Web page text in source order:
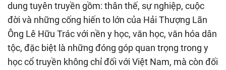
dung tuyên truyền gồm: thân thế, sự nghiệp, cuộc
đời và những cống hiến to lớn của Hải Thượng Lãn
Ông Lê Hữu Trác với nền y học, văn học, văn hóa dân
tộc, đặc biệt là những đóng góp quan trọng trong y
học cổ truyền không chỉ đối với Việt Nam, mà còn đối